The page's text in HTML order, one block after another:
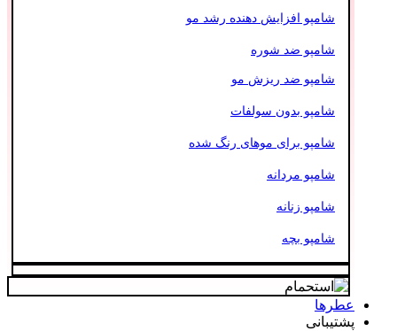
شامپو افزایش دهنده رشد مو
شامپو ضد شوره
شامپو ضد ریزش مو
شامپو بدون سولفات
شامپو برای موهای رنگ شده
شامپو مردانه
شامپو زنانه
شامپو بچه
عطرها
پشتیبانی